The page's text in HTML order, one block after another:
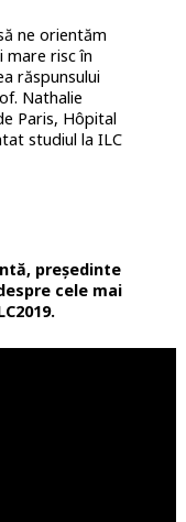
ne orientăm
mare risc în
răspunsului
Nathalie
Paris, Hôpital
studiul la ILC
președinte
cele mai